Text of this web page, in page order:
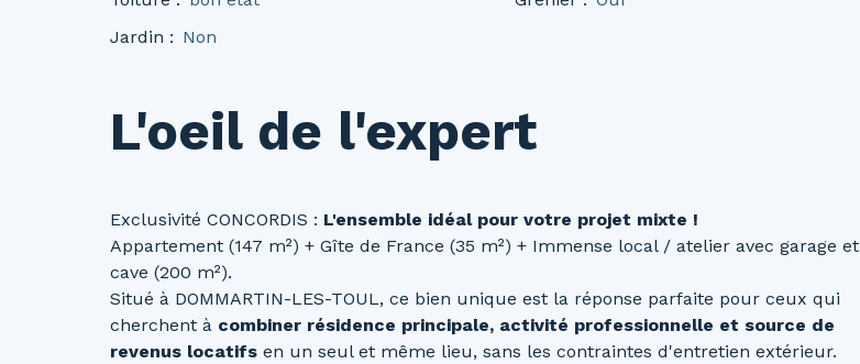
Jardin : Non
L'oeil de l'expert
Exclusivité CONCORDIS : L'ensemble idéal pour votre projet mixte !
Appartement (147 m²) + Gîte de France (35 m²) + Immense local / atelier avec garage et
cave (200 m²).
Situé à DOMMARTIN-LES-TOUL, ce bien unique est la réponse parfaite pour ceux qui
cherchent à combiner résidence principale, activité professionnelle et source de
revenus locatifs en un seul et même lieu, sans les contraintes d'entretien extérieur.